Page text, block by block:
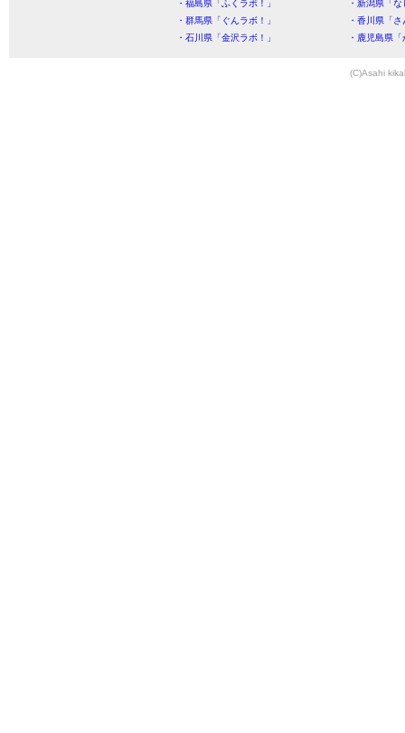
・福島県「ふくラボ！」
・新潟県「
・群馬県「ぐんラボ！」
・香川県「
・石川県「金沢ラボ！」
・鹿児島県
(C)Asahi